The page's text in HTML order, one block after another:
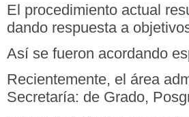
El procedimiento actual
dando respuesta a
Así se fueron acordando
Recientemente, el área
Secretaría: de Grado,